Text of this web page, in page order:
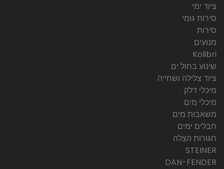
ציוד ימי
סירות גומי
סירות
מנועים
Kolibri
שינוע בחול ים
ציוד צלילה ושחייה
מיכלי דלק
מיכלי מים
משאבות מים
חבלים ימים
חגורות הצלה
STEINER
DAN-FENDER